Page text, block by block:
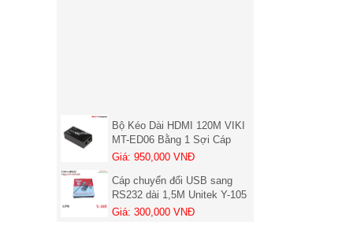
MT-ED06 Bằng 1 Sợi Cáp
LAN Cat5, Cat6 chính hãng (
01 chiếc nhận )
Giá: 950,000 VNĐ
Cáp chuyển đổi USB sang
RS232 dài 1,5M Unitek Y-105
Chính hãng
Giá: 300,000 VNĐ
Bộ khuếch đại tín hiệu HDMI